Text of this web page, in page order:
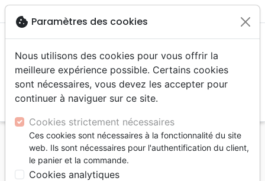
menu
Accueil Livres
Eglise
Laissez les enfants adorer - Les fondements
bibliques en faveur de l'inclusion des enfants au culte
cookie Paramètres des cookies
Nous utilisons des cookies pour vous offrir la
meilleure expérience possible. Certains cookies
sont nécessaires, vous devez les accepter pour
continuer à naviguer sur ce site.
Cookies strictement nécessaires
Ces cookies sont nécessaires à la fonctionnalité du site
web. Ils sont nécessaires pour l'authentification du client,
le panier et la commande.
Cookies analytiques